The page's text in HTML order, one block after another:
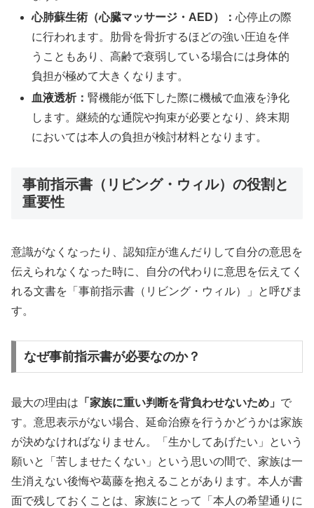
心肺蘇生術（心臓マッサージ・AED）：心停止の際
に行われます。肋骨を骨折するほどの強い圧迫を伴
うこともあり、高齢で衰弱している場合には身体的
負担が極めて大きくなります。
血液透析：腎機能が低下した際に機械で血液を浄化
します。継続的な通院や拘束が必要となり、終末期
においては本人の負担が検討材料となります。
事前指示書（リビング・ウィル）の役割と
重要性
意識がなくなったり、認知症が進んだりして自分の意思を
伝えられなくなった時に、自分の代わりに意思を伝えてく
れる文書を「事前指示書（リビング・ウィル）」と呼びま
す。
なぜ事前指示書が必要なのか？
最大の理由は 「家族に重い判断を背負わせないため」 で
す。意思表示がない場合、延命治療を行うかどうかは家族
が決めなければなりません。「生かしてあげたい」という
願いと「苦しませたくない」という思いの間で、家族は一
生消えない後悔や葛藤を抱えることがあります。本人が書
面で残しておくことは、家族にとって「本人の希望通りに